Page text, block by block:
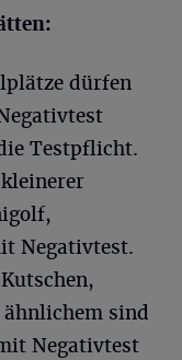
dürfen
Testpflicht.
Negativtest.
sind
Negativtest